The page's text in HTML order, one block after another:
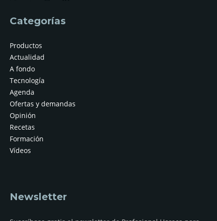
Categorías
Productos
Actualidad
A fondo
Tecnología
Agenda
Ofertas y demandas
Opinión
Recetas
Formación
Vídeos
Newsletter